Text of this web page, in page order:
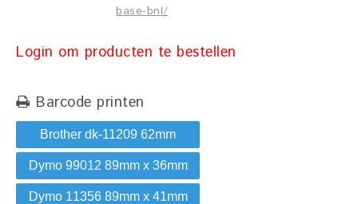
base-bnl/
Login om producten te bestellen
Barcode printen
Brother dk-11209 62mm
Dymo 99012 89mm x 36mm
Dymo 11356 89mm x 41mm